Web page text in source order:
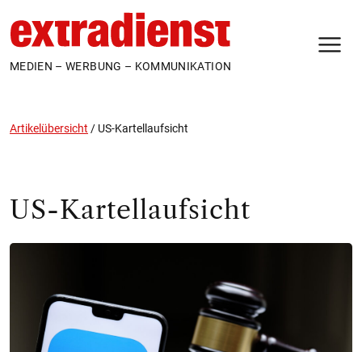
MEDIEN – WERBUNG – KOMMUNIKATION
Artikelübersicht / US-Kartellaufsicht
US-Kartellaufsicht